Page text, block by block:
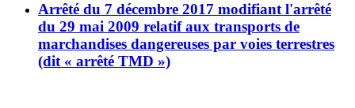
Arrêté du 7 décembre 2017 modifiant l'arrêté
du 29 mai 2009 relatif aux transports de
marchandises dangereuses par voies terrestres
(dit « arrêté TMD »)